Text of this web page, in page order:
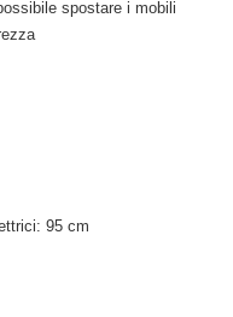
spostare i mobili
95 cm